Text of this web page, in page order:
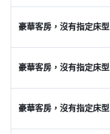
豪華客房，沒有指定床型
豪華客房，沒有指定床型
豪華客房，沒有指定床型